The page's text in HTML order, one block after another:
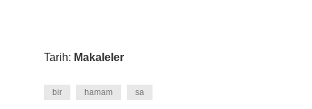
Tarih: Makaleler
bir hamam sa